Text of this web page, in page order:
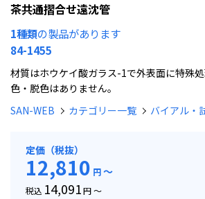
茶共通摺合せ遠沈管
1種類の製品があります
84-1455
材質はホウケイ酸ガラス-1で外表面に特殊
色・脱色はありません。
SAN-WEB
カテゴリー一覧 バイアル・
定価（税抜）
12,810 円～
税込 14,091円 ～